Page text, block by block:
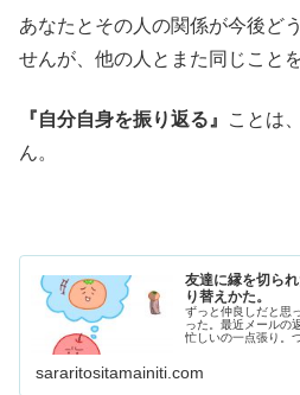
あなたとその人の関係が今後ど
せんが、他の人とまた同じこと
『自分自身を振り返る』
ことは
ん。
友達に縁を切ら
り替えかた。
ずっと仲良しだと思
った。最近メールの
忙しいの一点張り。
sararitositamainiti.com